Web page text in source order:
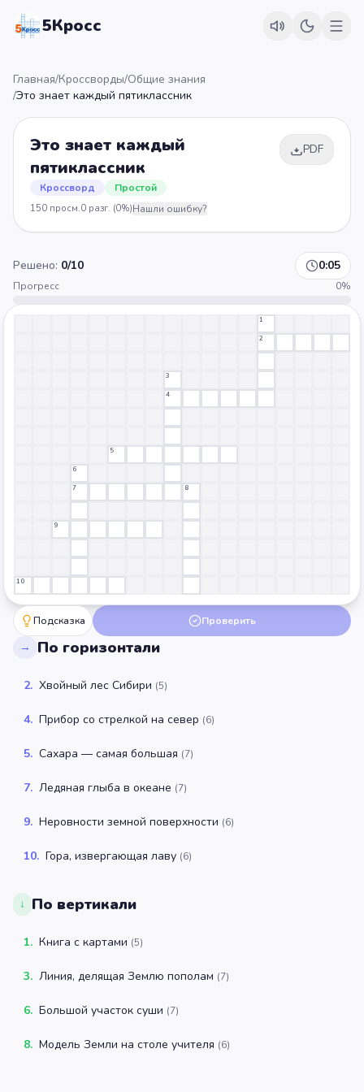
5Кросс
Главная/Кроссворды/Общие знания
/Это знает каждый пятиклассник
Это знает каждый
пятиклассник
Кроссворд Простой
PDF
150 просм.0 разг. (0%)Нашли ошибку?
Решено: 0/10 0:05
Прогресс 0%
1
2
3
4
5
6
7 8
9
10
Подсказка Проверить
→ По горизонтали
2. Хвойный лес Сибири (5)
4. Прибор со стрелкой на север (6)
5. Сахара — самая большая (7)
7. Ледяная глыба в океане (7)
9. Неровности земной поверхности (6)
10. Гора, извергающая лаву (6)
↓ По вертикали
1. Книга с картами (5)
3. Линия, делящая Землю пополам (7)
6. Большой участок суши (7)
8. Модель Земли на столе учителя (6)